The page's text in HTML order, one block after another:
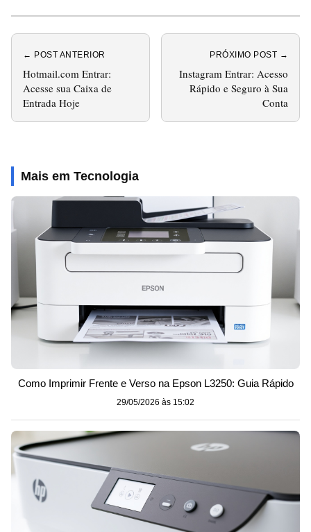
← POST ANTERIOR
Hotmail.com Entrar:
Acesse sua Caixa de
Entrada Hoje
PRÓXIMO POST →
Instagram Entrar: Acesso
Rápido e Seguro à Sua
Conta
Mais em Tecnologia
Como Imprimir Frente e Verso na Epson L3250: Guia Rápido
29/05/2026 às 15:02